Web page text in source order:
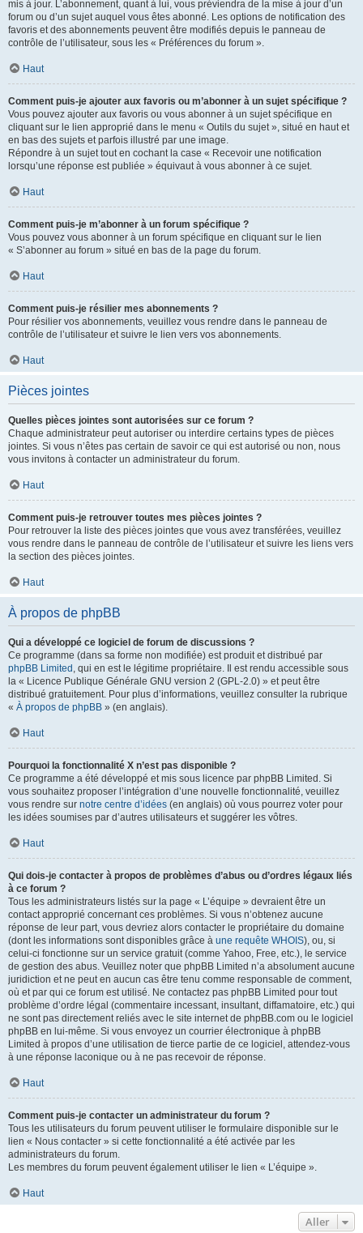
mis à jour. L’abonnement, quant à lui, vous préviendra de la mise à jour d’un
forum ou d’un sujet auquel vous êtes abonné. Les options de notification des
favoris et des abonnements peuvent être modifiés depuis le panneau de
contrôle de l’utilisateur, sous les « Préférences du forum ».
Haut
Comment puis-je ajouter aux favoris ou m’abonner à un sujet spécifique ?
Vous pouvez ajouter aux favoris ou vous abonner à un sujet spécifique en
cliquant sur le lien approprié dans le menu « Outils du sujet », situé en haut et
en bas des sujets et parfois illustré par une image.
Répondre à un sujet tout en cochant la case « Recevoir une notification
lorsqu’une réponse est publiée » équivaut à vous abonner à ce sujet.
Haut
Comment puis-je m’abonner à un forum spécifique ?
Vous pouvez vous abonner à un forum spécifique en cliquant sur le lien
« S’abonner au forum » situé en bas de la page du forum.
Haut
Comment puis-je résilier mes abonnements ?
Pour résilier vos abonnements, veuillez vous rendre dans le panneau de
contrôle de l’utilisateur et suivre le lien vers vos abonnements.
Haut
Pièces jointes
Quelles pièces jointes sont autorisées sur ce forum ?
Chaque administrateur peut autoriser ou interdire certains types de pièces
jointes. Si vous n’êtes pas certain de savoir ce qui est autorisé ou non, nous
vous invitons à contacter un administrateur du forum.
Haut
Comment puis-je retrouver toutes mes pièces jointes ?
Pour retrouver la liste des pièces jointes que vous avez transférées, veuillez
vous rendre dans le panneau de contrôle de l’utilisateur et suivre les liens vers
la section des pièces jointes.
Haut
À propos de phpBB
Qui a développé ce logiciel de forum de discussions ?
Ce programme (dans sa forme non modifiée) est produit et distribué par
phpBB Limited , qui en est le légitime propriétaire. Il est rendu accessible sous
la « Licence Publique Générale GNU version 2 (GPL-2.0) » et peut être
distribué gratuitement. Pour plus d’informations, veuillez consulter la rubrique
« À propos de phpBB » (en anglais).
Haut
Pourquoi la fonctionnalité X n’est pas disponible ?
Ce programme a été développé et mis sous licence par phpBB Limited. Si
vous souhaitez proposer l’intégration d’une nouvelle fonctionnalité, veuillez
vous rendre sur notre centre d’idées (en anglais) où vous pourrez voter pour
les idées soumises par d’autres utilisateurs et suggérer les vôtres.
Haut
Qui dois-je contacter à propos de problèmes d’abus ou d’ordres légaux liés
à ce forum ?
Tous les administrateurs listés sur la page « L’équipe » devraient être un
contact approprié concernant ces problèmes. Si vous n’obtenez aucune
réponse de leur part, vous devriez alors contacter le propriétaire du domaine
(dont les informations sont disponibles grâce à une requête WHOIS), ou, si
celui-ci fonctionne sur un service gratuit (comme Yahoo, Free, etc.), le service
de gestion des abus. Veuillez noter que phpBB Limited n’a absolument aucune
juridiction et ne peut en aucun cas être tenu comme responsable de comment,
où et par qui ce forum est utilisé. Ne contactez pas phpBB Limited pour tout
problème d’ordre légal (commentaire incessant, insultant, diffamatoire, etc.) qui
ne sont pas directement reliés avec le site internet de phpBB.com ou le logiciel
phpBB en lui-même. Si vous envoyez un courrier électronique à phpBB
Limited à propos d’une utilisation de tierce partie de ce logiciel, attendez-vous
à une réponse laconique ou à ne pas recevoir de réponse.
Haut
Comment puis-je contacter un administrateur du forum ?
Tous les utilisateurs du forum peuvent utiliser le formulaire disponible sur le
lien « Nous contacter » si cette fonctionnalité a été activée par les
administrateurs du forum.
Les membres du forum peuvent également utiliser le lien « L’équipe ».
Haut
Aller